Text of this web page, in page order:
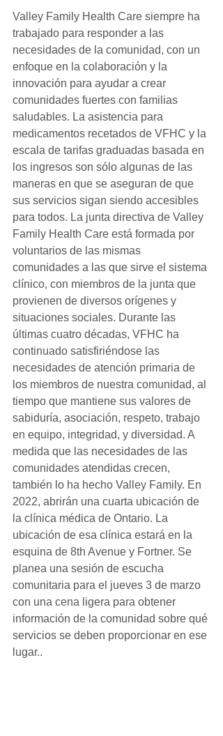
Valley Family Health Care siempre ha
trabajado para responder a las
necesidades de la comunidad, con un
enfoque en la colaboración y la
innovación para ayudar a crear
comunidades fuertes con familias
saludables. La asistencia para
medicamentos recetados de VFHC y la
escala de tarifas graduadas basada en
los ingresos son sólo algunas de las
maneras en que se aseguran de que
sus servicios sigan siendo accesibles
para todos. La junta directiva de Valley
Family Health Care está formada por
voluntarios de las mismas
comunidades a las que sirve el sistema
clínico, con miembros de la junta que
provienen de diversos orígenes y
situaciones sociales. Durante las
últimas cuatro décadas, VFHC ha
continuado satisfiriéndose las
necesidades de atención primaria de
los miembros de nuestra comunidad, al
tiempo que mantiene sus valores de
sabiduría, asociación, respeto, trabajo
en equipo, integridad, y diversidad. A
medida que las necesidades de las
comunidades atendidas crecen,
también lo ha hecho Valley Family. En
2022, abrirán una cuarta ubicación de
la clínica médica de Ontario. La
ubicación de esa clínica estará en la
esquina de 8th Avenue y Fortner. Se
planea una sesión de escucha
comunitaria para el jueves 3 de marzo
con una cena ligera para obtener
información de la comunidad sobre qué
servicios se deben proporcionar en ese
lugar..